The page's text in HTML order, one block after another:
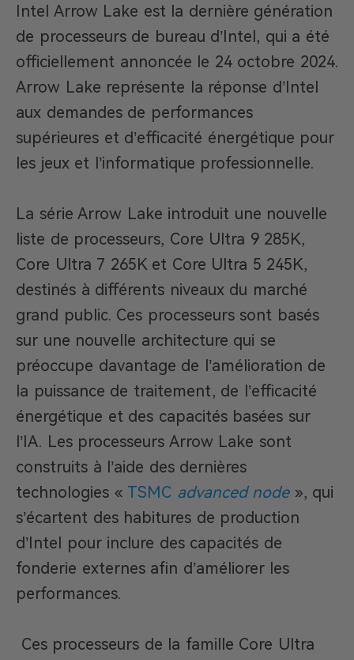
Intel Arrow Lake est la dernière génération
de processeurs de bureau d’Intel, qui a été
officiellement annoncée le 24 octobre 2024.
Arrow Lake représente la réponse d’Intel
aux demandes de performances
supérieures et d’efficacité énergétique pour
les jeux et l’informatique professionnelle.
La série Arrow Lake introduit une nouvelle
liste de processeurs, Core Ultra 9 285K,
Core Ultra 7 265K et Core Ultra 5 245K,
destinés à différents niveaux du marché
grand public. Ces processeurs sont basés
sur une nouvelle architecture qui se
préoccupe davantage de l’amélioration de
la puissance de traitement, de l’efficacité
énergétique et des capacités basées sur
l’IA. Les processeurs Arrow Lake sont
construits à l’aide des dernières
technologies « TSMC advanced node», qui
s’écartent des habitures de production
d’Intel pour inclure des capacités de
fonderie externes afin d’améliorer les
performances.
Ces processeurs de la famille Core Ultra